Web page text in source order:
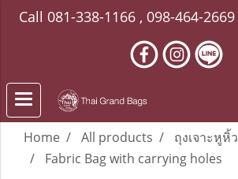
Call 081-338-1166 , 098-464-2669
Home All products
ถุงเจาะหูหิ้ว
Fabric Bag with carrying holes